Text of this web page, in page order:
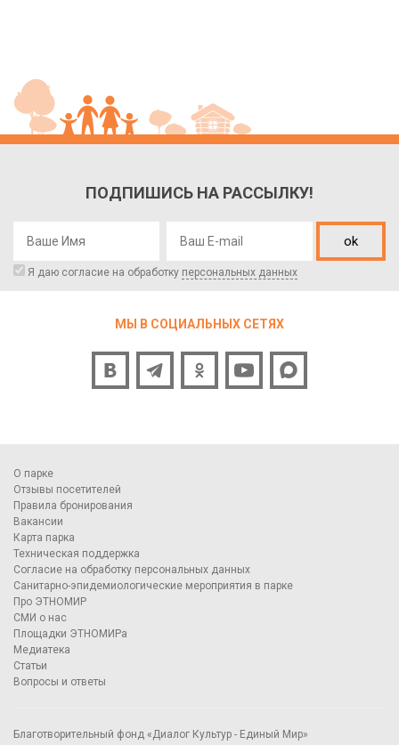
ПОДПИШИСЬ НА РАССЫЛКУ!
ok
Я даю согласие на обработку персональных данных
МЫ В СОЦИАЛЬНЫХ СЕТЯХ
О парке
Отзывы посетителей
Правила бронирования
Вакансии
Карта парка
Техническая поддержка
Согласие на обработку персональных данных
Санитарно-эпидемиологические мероприятия в парке
Про ЭТНОМИР
СМИ о нас
Площадки ЭТНОМИРа
Медиатека
Статьи
Вопросы и ответы
Благотворительный фонд «Диалог Культур - Единый Мир»